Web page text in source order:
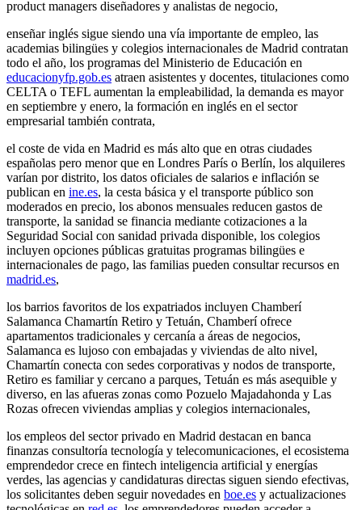
product managers diseñadores y analistas de negocio,
enseñar inglés sigue siendo una vía importante de empleo, las
academias bilingües y colegios internacionales de Madrid contratan
todo el año, los programas del Ministerio de Educación en
educacionyfp.gob.es atraen asistentes y docentes, titulaciones como
CELTA o TEFL aumentan la empleabilidad, la demanda es mayor
en septiembre y enero, la formación en inglés en el sector
empresarial también contrata,
el coste de vida en Madrid es más alto que en otras ciudades
españolas pero menor que en Londres París o Berlín, los alquileres
varían por distrito, los datos oficiales de salarios e inflación se
publican en ine.es, la cesta básica y el transporte público son
moderados en precio, los abonos mensuales reducen gastos de
transporte, la sanidad se financia mediante cotizaciones a la
Seguridad Social con sanidad privada disponible, los colegios
incluyen opciones públicas gratuitas programas bilingües e
internacionales de pago, las familias pueden consultar recursos en
madrid.es,
los barrios favoritos de los expatriados incluyen Chamberí
Salamanca Chamartín Retiro y Tetuán, Chamberí ofrece
apartamentos tradicionales y cercanía a áreas de negocios,
Salamanca es lujoso con embajadas y viviendas de alto nivel,
Chamartín conecta con sedes corporativas y nodos de transporte,
Retiro es familiar y cercano a parques, Tetuán es más asequible y
diverso, en las afueras zonas como Pozuelo Majadahonda y Las
Rozas ofrecen viviendas amplias y colegios internacionales,
los empleos del sector privado en Madrid destacan en banca
finanzas consultoría tecnología y telecomunicaciones, el ecosistema
emprendedor crece en fintech inteligencia artificial y energías
verdes, las agencias y candidaturas directas siguen siendo efectivas,
los solicitantes deben seguir novedades en boe.es y actualizaciones